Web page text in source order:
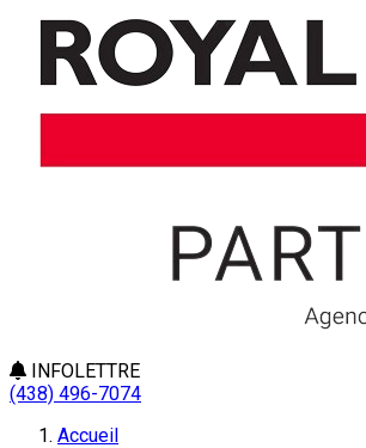
INFOLETTRE
(438) 496-7074
Accueil